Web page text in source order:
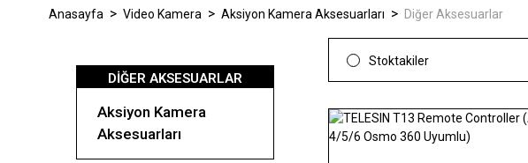
Anasayfa Video Kamera Aksiyon Kamera Aksesuarları Diğer Aksesuarlar
DIĞER AKSESUARLAR
Aksiyon Kamera
Aksesuarları
Stoktakiler